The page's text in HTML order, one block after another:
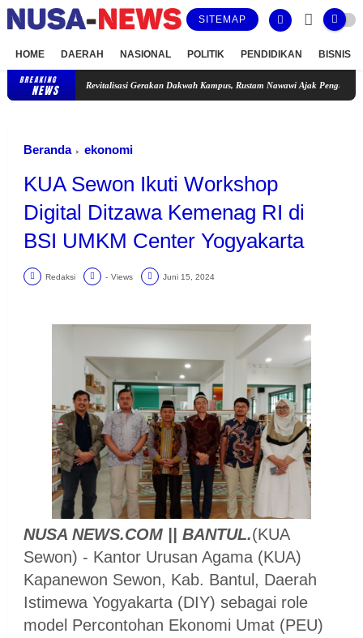
SITEMAP
HOME DAERAH NASIONAL POLITIK PENDIDIKAN BISNIS
BREAKING
NEWS
Revitalisasi Gerakan Dakwah Kampus, Rustam Nawawi Ajak Pengurus KORDA
Beranda ekonomi
KUA Sewon Ikuti Workshop
Digital Ditzawa Kemenag RI di
BSI UMKM Center Yogyakarta
Redaksi - Views Juni 15, 2024
NUSA NEWS.COM || BANTUL.(KUA
Sewon) - Kantor Urusan Agama (KUA)
Kapanewon Sewon, Kab. Bantul, Daerah
Istimewa Yogyakarta (DIY) sebagai role
model Percontohan Ekonomi Umat (PEU)